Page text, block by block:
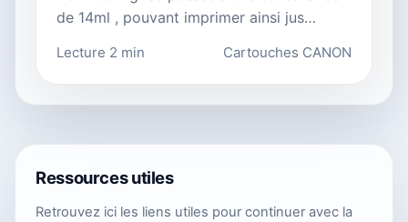
de 14ml , pouvant imprimer ainsi jus…
Lecture 2 min Cartouches CANON
Ressources utiles
Retrouvez ici les liens utiles pour continuer avec la